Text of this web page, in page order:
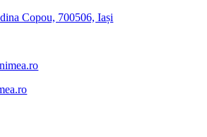
Copou, 700506, Iași